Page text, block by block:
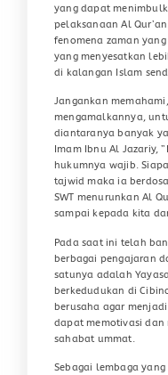
yang dapat
pelaksanaan Al
fenomena zaman
yang menyesatkan
di kalangan Islam
Jangankan
mengamalkannya,
diantaranya banyak
Imam Ibnu Al Jazariy,
hukumnya wajib.
tajwid maka ia
SWT menurunkan Al
sampai kepada kita
Pada saat ini telah
berbagai pengajaran
satunya adalah
berkedudukan di
berusaha agar
dapat memotivasi dan
sahabat ummat.
Sebagai lembaga